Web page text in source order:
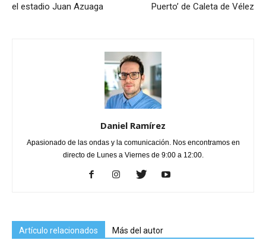
el estadio Juan Azuaga
Puerto’ de Caleta de Vélez
Daniel Ramírez
Apasionado de las ondas y la comunicación. Nos encontramos en
directo de Lunes a Viernes de 9:00 a 12:00.
Artículo relacionados Más del autor